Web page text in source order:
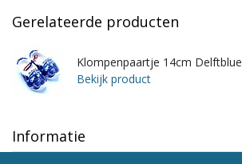
Gerelateerde producten
Klompenpaartje 14cm Delftblue
Bekijk product
Informatie